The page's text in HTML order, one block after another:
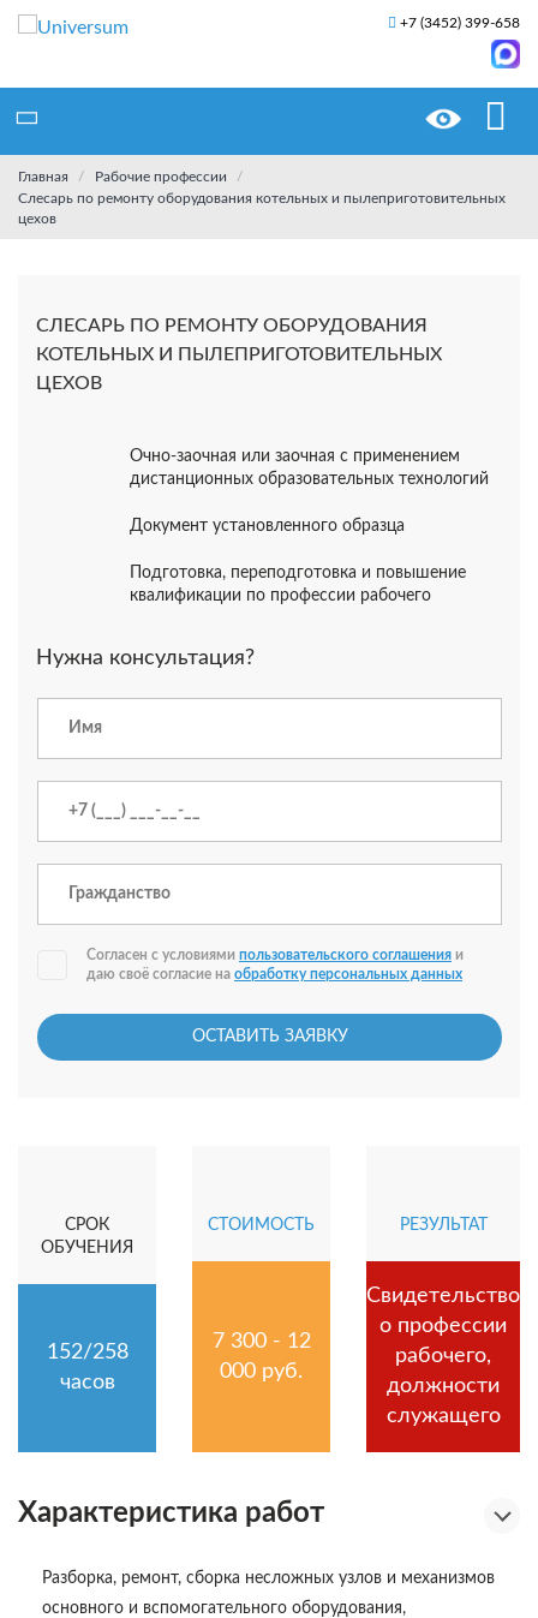
+7 (3452) 399-658
Главная
Рабочие профессии
Слесарь по ремонту оборудования котельных и пылеприготовительных
цехов
СЛЕСАРЬ ПО РЕМОНТУ ОБОРУДОВАНИЯ
КОТЕЛЬНЫХ И ПЫЛЕПРИГОТОВИТЕЛЬНЫХ
ЦЕХОВ
Очно-заочная или заочная с применением
дистанционных образовательных технологий
Документ установленного образца
Подготовка, переподготовка и повышение
квалификации по профессии рабочего
Нужна консультация?
Согласен с условиями пользовательского соглашения и
даю своё согласие на обработку персональных данных
ОСТАВИТЬ ЗАЯВКУ
СРОК
ОБУЧЕНИЯ
152/258
часов
СТОИМОСТЬ
7 300 - 12
000 руб.
РЕЗУЛЬТАТ
Свидетельство
о профессии
рабочего,
должности
служащего
Характеристика работ
Разборка, ремонт, сборка несложных узлов и механизмов
основного и вспомогательного оборудования,